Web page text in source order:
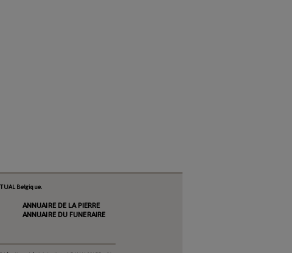
Belgique.
ANNUAIRE DE LA PIERRE
ANNUAIRE DU FUNERAIRE